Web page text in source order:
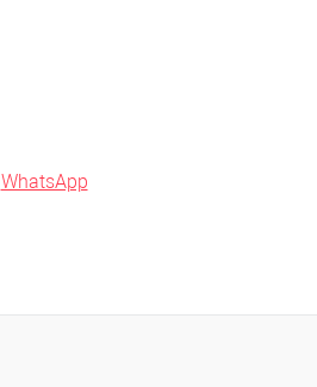
WhatsApp